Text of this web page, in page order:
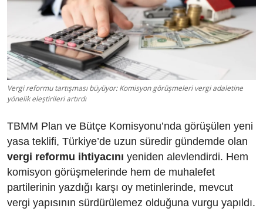
Vergi reformu tartışması büyüyor: Komisyon görüşmeleri vergi adaletine
yönelik eleştirileri artırdı
TBMM Plan ve Bütçe Komisyonu’nda görüşülen yeni
yasa teklifi, Türkiye’de uzun süredir gündemde olan
vergi reformu ihtiyacını yeniden alevlendirdi. Hem
komisyon görüşmelerinde hem de muhalefet
partilerinin yazdığı karşı oy metinlerinde, mevcut
vergi yapısının sürdürülemez olduğuna vurgu yapıldı.